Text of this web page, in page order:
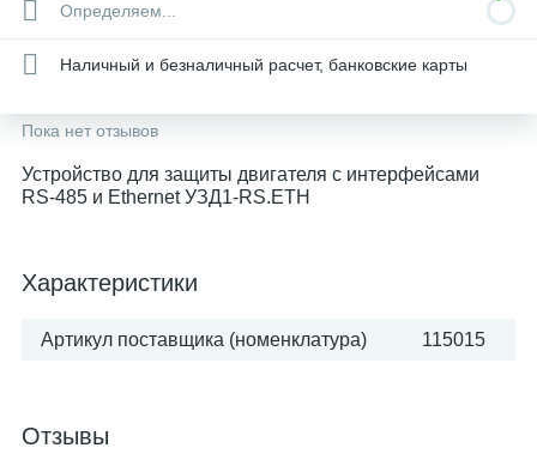
Определяем...
Наличный и безналичный расчет, банковские карты
Пока нет отзывов
Устройство для защиты двигателя с интерфейсами
RS-485 и Ethernet УЗД1-RS.ETH
Характеристики
Артикул поставщика (номенклатура) 115015
Отзывы